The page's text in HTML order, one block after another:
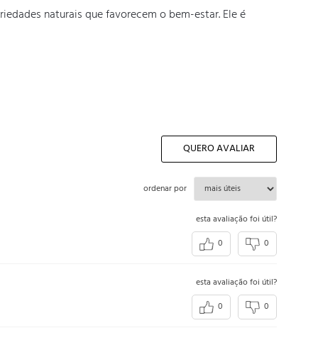
naturais que favorecem o bem-estar. Ele é
QUERO AVALIAR
ordenar por
esta avaliação foi útil?
0
0
esta avaliação foi útil?
0
0